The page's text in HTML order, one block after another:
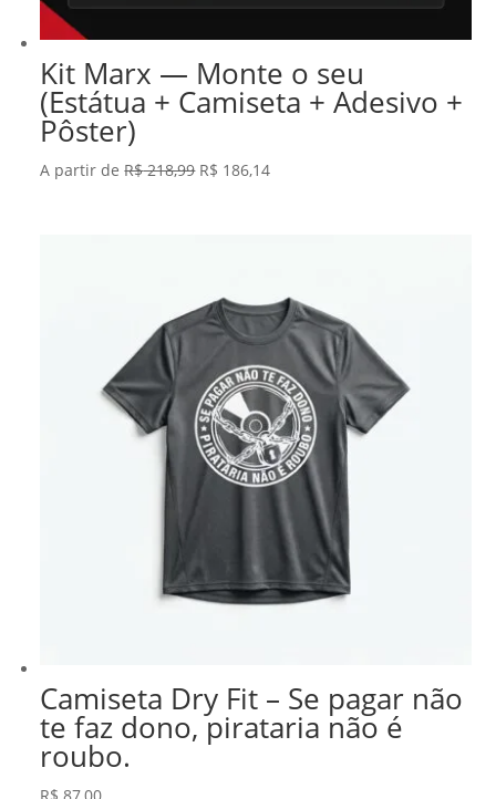
Kit Marx — Monte o seu
(Estátua + Camiseta + Adesivo +
Pôster)
A partir deR$218,99 O
R$ 186,14O
Camiseta Dry Fit – Se pagar não
te faz dono, pirataria não é
roubo.